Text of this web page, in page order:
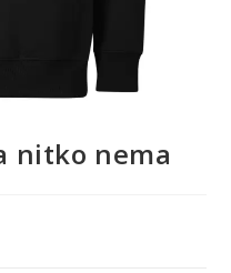
nitko nema